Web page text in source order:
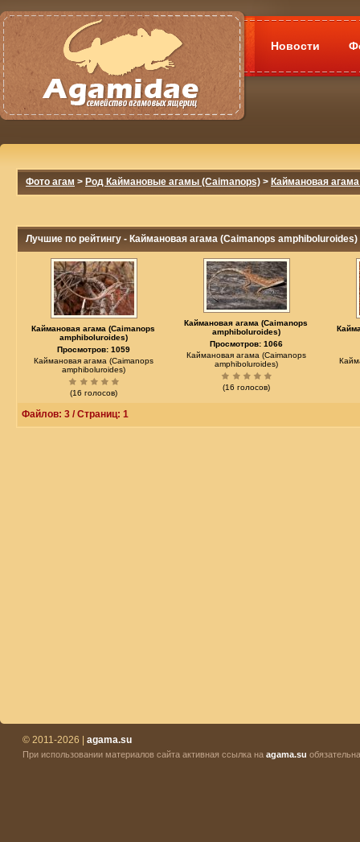
Новости
Фото агам > Род Каймановые агамы (Caimanops) > Каймановая
Лучшие по рейтингу - Каймановая агама (Caimanops amphiboluroides)
Каймановая агама (Caimanops
amphiboluroides)
Просмотров: 1059
Каймановая агама (Caimanops
amphiboluroides)
(16 голосов)
Каймановая агама (Caimanops
amphiboluroides)
Просмотров: 1066
Каймановая агама (Caimanops
amphiboluroides)
(16 голосов)
Файлов: 3 / Страниц: 1
© 2011-2026 | agama.su
При использовании материалов сайта активная ссылка на agama.su